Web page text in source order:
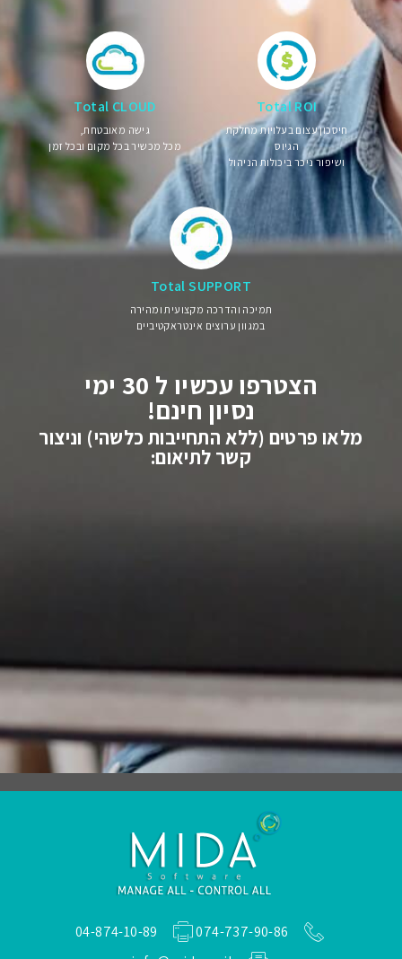
Total ROI
חיסכון עצום בעלויות מחלקת
הגיוס
ושיפור ניכר ביכולות הניהול
Total CLOUD
גישה מאובטחת,
מכל מכשיר בכל מקום ובכל זמן
Total SUPPORT
תמיכה והדרכה מקצועית ומהירה
במגוון ערוצים אינטראקטיביים
הצטרפו עכשיו ל 30 ימי
נסיון חינם!
מלאו פרטים (ללא התחייבות כלשהי) וניצור
קשר לתיאום:
074-737-90-86
04-874-10-89